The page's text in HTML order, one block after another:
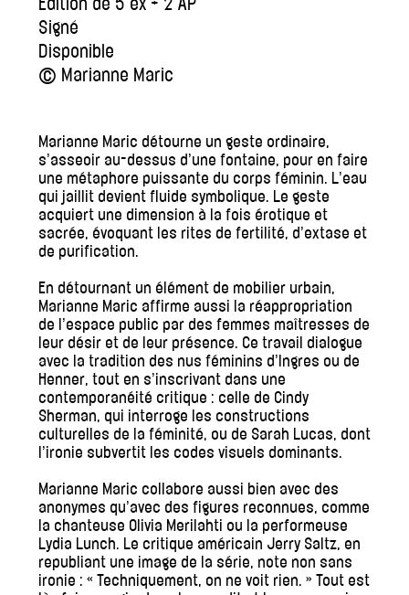
Signé
Disponible
© Marianne Maric
Marianne Maric détourne un geste ordinaire,
s’asseoir au-dessus d’une fontaine, pour en faire
une métaphore puissante du corps féminin. L’eau
qui jaillit devient fluide symbolique. Le geste
acquiert une dimension à la fois érotique et
sacrée, évoquant les rites de fertilité, d’extase et
de purification.
En détournant un élément de mobilier urbain,
Marianne Maric affirme aussi la réappropriation
de l’espace public par des femmes maîtresses de
leur désir et de leur présence. Ce travail dialogue
avec la tradition des nus féminins d’Ingres ou de
Henner, tout en s’inscrivant dans une
contemporanéité critique : celle de Cindy
Sherman, qui interroge les constructions
culturelles de la féminité, ou de Sarah Lucas, dont
l’ironie subvertit les codes visuels dominants.
Marianne Maric collabore aussi bien avec des
anonymes qu’avec des figures reconnues, comme
la chanteuse Olivia Merilahti ou la performeuse
Lydia Lunch. Le critique américain Jerry Saltz, en
republiant une image de la série, note non sans
ironie : « Techniquement, on ne voit rien. » Tout est